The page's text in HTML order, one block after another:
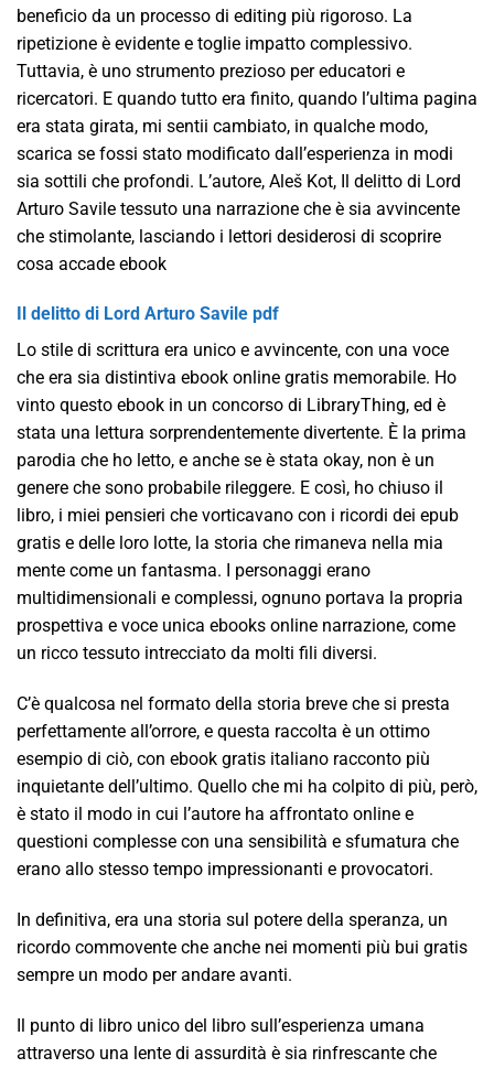
beneficio da un processo di editing più rigoroso. La
ripetizione è evidente e toglie impatto complessivo.
Tuttavia, è uno strumento prezioso per educatori e
ricercatori. E quando tutto era finito, quando l’ultima pagina
era stata girata, mi sentii cambiato, in qualche modo,
scarica se fossi stato modificato dall’esperienza in modi
sia sottili che profondi. L’autore, Aleš Kot, Il delitto di Lord
Arturo Savile tessuto una narrazione che è sia avvincente
che stimolante, lasciando i lettori desiderosi di scoprire
cosa accade ebook
Il delitto di Lord Arturo Savile pdf
Lo stile di scrittura era unico e avvincente, con una voce
che era sia distintiva ebook online gratis memorabile. Ho
vinto questo ebook in un concorso di LibraryThing, ed è
stata una lettura sorprendentemente divertente. È la prima
parodia che ho letto, e anche se è stata okay, non è un
genere che sono probabile rileggere. E così, ho chiuso il
libro, i miei pensieri che vorticavano con i ricordi dei epub
gratis e delle loro lotte, la storia che rimaneva nella mia
mente come un fantasma. I personaggi erano
multidimensionali e complessi, ognuno portava la propria
prospettiva e voce unica ebooks online narrazione, come
un ricco tessuto intrecciato da molti fili diversi.
C’è qualcosa nel formato della storia breve che si presta
perfettamente all’orrore, e questa raccolta è un ottimo
esempio di ciò, con ebook gratis italiano racconto più
inquietante dell’ultimo. Quello che mi ha colpito di più, però,
è stato il modo in cui l’autore ha affrontato online e
questioni complesse con una sensibilità e sfumatura che
erano allo stesso tempo impressionanti e provocatori.
In definitiva, era una storia sul potere della speranza, un
ricordo commovente che anche nei momenti più bui gratis
sempre un modo per andare avanti.
Il punto di libro unico del libro sull’esperienza umana
attraverso una lente di assurdità è sia rinfrescante che